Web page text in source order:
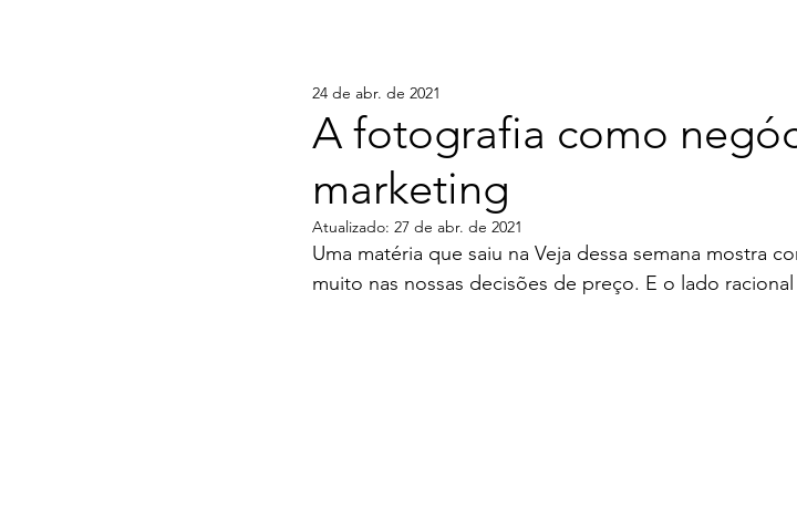
A fotografia como
marketing
24 de abr. de 2021
Atualizado: 27 de abr. de 2021
Uma matéria que saiu na Veja dessa semana mostra
muito nas nossas decisões de preço. E o lado